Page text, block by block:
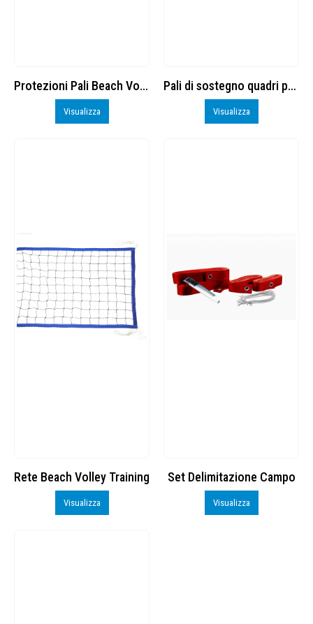
Protezioni Pali Beach Volley
Visualizza
Pali di sostegno quadri per reti da tennis
Visualizza
Rete Beach Volley Training
Visualizza
Set Delimitazione Campo
Visualizza